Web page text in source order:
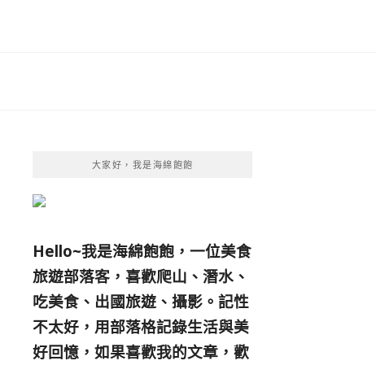
大家好，我是海綿飽飽
Hello~我是海綿飽飽，一位美食
旅遊部落客， 喜歡爬山、潛水、
吃美食、出國旅遊、攝影。 記性
不太好，用部落格記錄生活與美
好回憶， 如果喜歡我的文章，歡